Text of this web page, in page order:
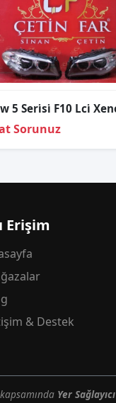
Sorunuz
Erişim
& Destek
Yer Sağlayıcı